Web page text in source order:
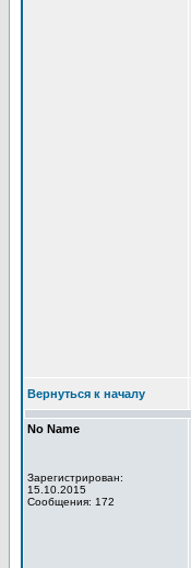
Вернуться к началу
No Name
Зарегистрирован:
15.10.2015
Сообщения: 172